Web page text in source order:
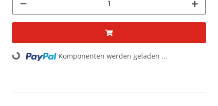
Komponenten werden geladen ...